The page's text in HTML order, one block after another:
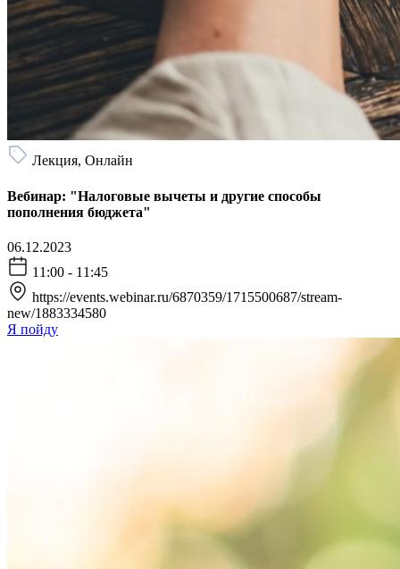
Лекция, Онлайн
Вебинар: "Налоговые вычеты и другие способы
пополнения бюджета"
06.12.2023
11:00 - 11:45
https://events.webinar.ru/6870359/1715500687/stream-
new/1883334580
Я пойду